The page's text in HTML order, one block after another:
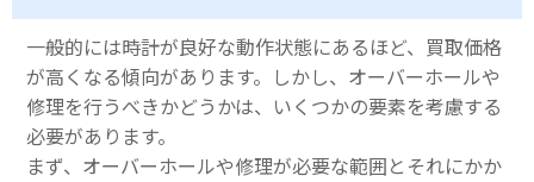
一般的には時計が良好な動作状態にあるほど、買取価格
が高くなる傾向があります。しかし、オーバーホールや
修理を行うべきかどうかは、いくつかの要素を考慮する
必要があります。
まず、オーバーホールや修理が必要な範囲とそれにかか